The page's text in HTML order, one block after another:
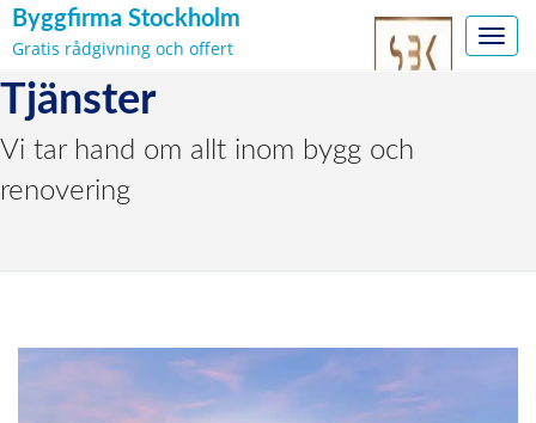
Byggfirma Stockholm
Gratis rådgivning och offert
Skip
to
content
Tjänster
Vi tar hand om allt inom bygg och
renovering